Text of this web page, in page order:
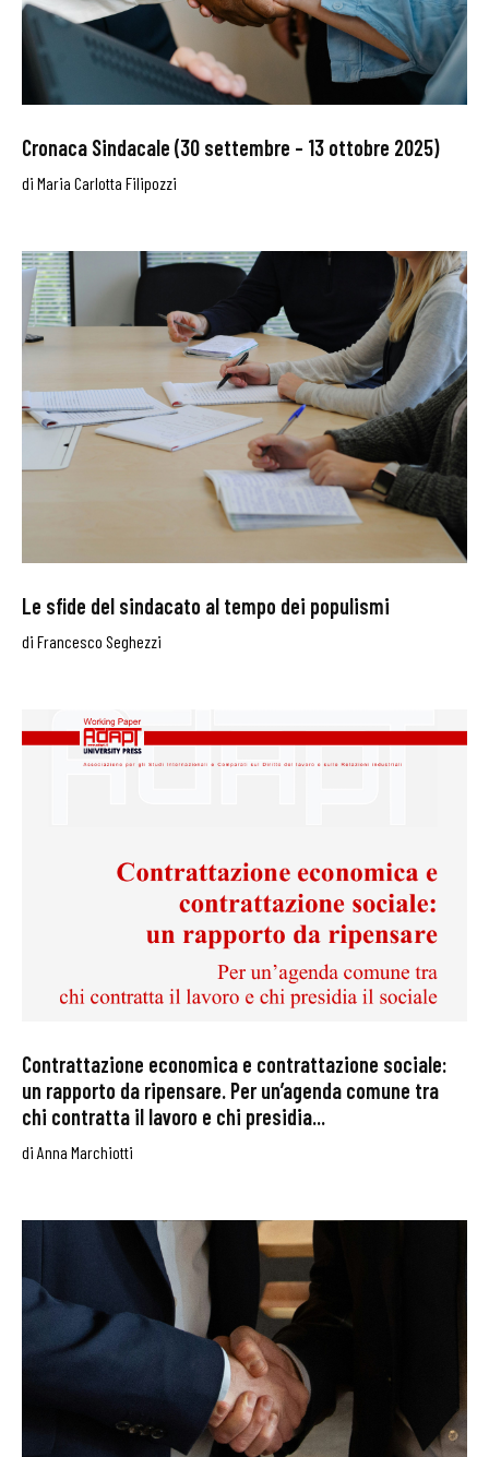
Cronaca Sindacale (30 settembre – 13 ottobre 2025)
di Maria Carlotta Filipozzi
Le sfide del sindacato al tempo dei populismi
di Francesco Seghezzi
Contrattazione economica e contrattazione sociale:
un rapporto da ripensare. Per un’agenda comune tra
chi contratta il lavoro e chi presidia...
di Anna Marchiotti